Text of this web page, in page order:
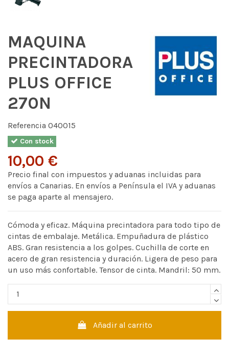
MAQUINA
PRECINTADORA
PLUS OFFICE
270N
Referencia 040015
Con stock
10,00 €
Precio final con impuestos y aduanas incluidas para
envíos a Canarias. En envíos a Península el IVA y aduanas
se paga aparte al mensajero.
Cómoda y eficaz. Máquina precintadora para todo tipo de
cintas de embalaje. Metálica. Empuñadura de plástico
ABS. Gran resistencia a los golpes. Cuchilla de corte en
acero de gran resistencia y duración. Ligera de peso para
un uso más confortable. Tensor de cinta. Mandril: 50 mm.
Añadir al carrito